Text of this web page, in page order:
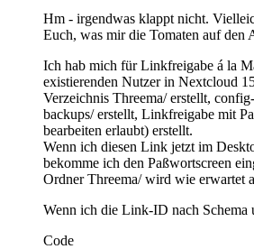
Hm - irgendwas klappt nicht.
Euch, was mir die Tomaten auf den
Ich hab mich für Linkfreigabe á la
existierenden Nutzer in Nextcloud
Verzeichnis Threema/ erstellt,
backups/ erstellt, Linkfreigabe mit
bearbeiten erlaubt) erstellt.
Wenn ich diesen Link jetzt im
bekomme ich den Paßwortscreen
Ordner Threema/ wird wie erwartet
Wenn ich die Link-ID nach Schema
Code